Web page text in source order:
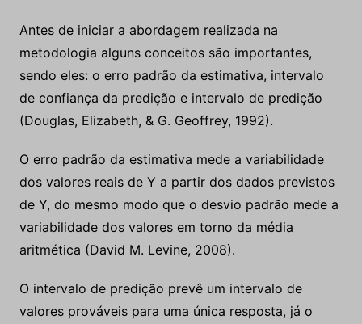
Antes de iniciar a abordagem realizada na
metodologia alguns conceitos são importantes,
sendo eles: o erro padrão da estimativa, intervalo
de confiança da predição e intervalo de predição
(Douglas, Elizabeth, & G. Geoffrey, 1992).
O erro padrão da estimativa mede a variabilidade
dos valores reais de Y a partir dos dados previstos
de Y, do mesmo modo que o desvio padrão mede a
variabilidade dos valores em torno da média
aritmética (David M. Levine, 2008).
O intervalo de predição prevê um intervalo de
valores prováveis para uma única resposta, já o